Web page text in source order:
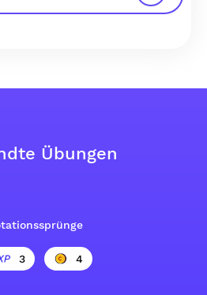
Übungen
3 4